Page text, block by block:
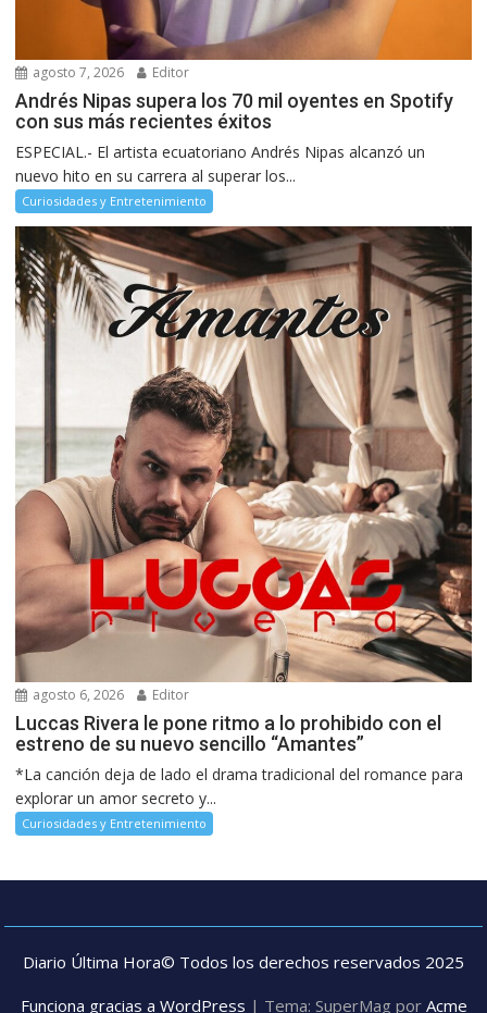
agosto 7, 2026 Editor
Andrés Nipas supera los 70 mil oyentes en Spotify
con sus más recientes éxitos
ESPECIAL.- El artista ecuatoriano Andrés Nipas alcanzó un
nuevo hito en su carrera al superar los...
Curiosidades y Entretenimiento
agosto 6, 2026 Editor
Luccas Rivera le pone ritmo a lo prohibido con el
estreno de su nuevo sencillo “Amantes”
*La canción deja de lado el drama tradicional del romance para
explorar un amor secreto y...
Curiosidades y Entretenimiento
Diario Última Hora© Todos los derechos reservados 2025
Funciona gracias a WordPress | Tema: SuperMag por Acme